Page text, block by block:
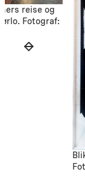
reise og
Fotograf: